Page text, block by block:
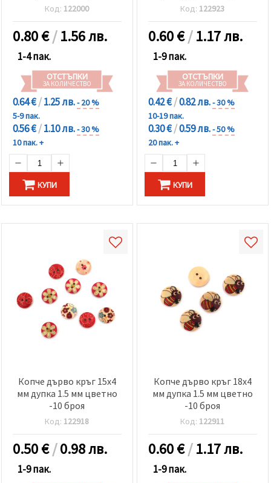
Код: 122000
0.80€/1.56 лв.
1-4 пак.
ОТСТЪПКИ
ЗА КОЛИЧЕСТВО
0.64 €/1.25 лв.- 20 %
5-9 пак.
0.56 €/1.10 лв.- 30 %
10 пак. +
КУПИ
Код: 122923
0.60€/1.17 лв.
1-9 пак.
ОТСТЪПКИ
ЗА КОЛИЧЕСТВО
0.42 €/0.82 лв.- 30 %
10-19 пак.
0.30 €/0.59 лв.- 50 %
20 пак. +
КУПИ
Копче дърво кръг 15x4
мм дупка 1.5 мм цветно
-10 броя
Код: 122918
0.50€/0.98 лв.
1-9 пак.
Копче дърво кръг 18x4
мм дупка 1.5 мм цветно
-10 броя
Код: 122911
0.60€/1.17 лв.
1-9 пак.